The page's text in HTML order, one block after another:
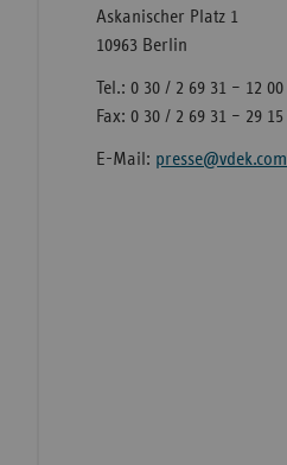
Askanischer Platz 1
10963 Berlin
Tel.: 0 30 / 2 69 31 – 12 00
Fax: 0 30 / 2 69 31 – 29 15
E-Mail: presse@vdek.com